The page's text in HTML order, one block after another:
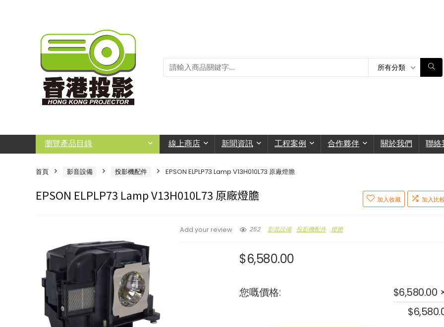
所有分類
瀏覽產品目錄 線上商店 新聞資訊 工程案例 合作夥伴 關於我們 聯絡
首頁 影音設備 投影機配件 EPSON ELPLP73 Lamp V13H010L73 原廠燈膽
EPSON ELPLP73 Lamp V13H010L73 原廠燈膽 加入收藏 加入比
Add your review 252 影音設備 投影機配件 燈膽
$6,580.00
您嘅價格: $6,580.00
$